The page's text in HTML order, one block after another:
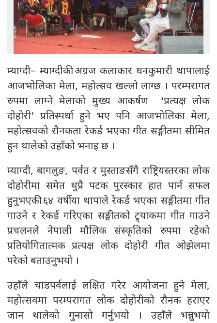
म्याग्दी– म्याग्दीकी अग्रज कलाकार धनकुमारी थापालाई
आजभोलिका मेला, महोत्सव खल्लो लाग्छ । परम्परागत
रुपमा लाग्ने मेलाको मुख्य आकर्षण ‘प्रत्यक्ष लोक
दोहोरी’ प्रतिस्पर्धा हुने भए पनि आजभोलिका मेला,
महोत्सवको रौनकता रेकर्ड भएका गीत सङ्गीतमा सीमित
हुन थालेको उहाँको भनाइ छ ।
म्याग्दी, बागलुङ, पर्वत र मुस्ताङसँगै राष्ट्रियस्तरका लोक
दोहोरीमा समेत थुप्रै पटक पुरस्कार हात पार्न सफल
हुनुभएकी ६४ वर्षीया थापाले रेकर्ड भएका सङ्गीतमा गीत
गाउने र रेकर्ड गरिएका सङ्गीतको ट्र्याकमा गीत गाउने
प्रचलनले नेपाली मौलिक संस्कृतिको रुपमा रहेको
प्रतियोगितात्मक प्रत्यक्ष लोक दोहोरी गीत ओझेलमा
परेको बताउनुभयो ।
उहाँले चाडपर्वलाई लक्षित गरेर आयोजना हुने मेला,
महोत्सवमा परम्परागत लोक दोहोरीको रौनक हराएर
जान थालेको गुनासो गर्नुभयो । उहाँले भन्नुभयो